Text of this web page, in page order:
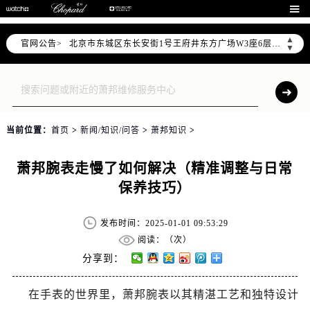

官网公告>
▲
▼
北京市朝阳区建国门外大街甲6号华熙国际中心D座11层1102室售后服务中心（需提前预约）
北京市东城区东长安街1号王府井东方广场W3座6层602室售后服务中心（需提前预约）
节假日正常营业！
当前位置： 首页 > 新闻/知识/问答 > 萧邦知识 >
萧邦腕表走慢了如何解决（精准调整与日常
保养技巧）
发布时间：2025-01-01 09:53:29
阅读：（次）
分享到：
在手表的世界里，萧邦腕表以其精湛工艺和独特设计